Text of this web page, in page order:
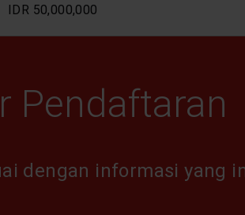
IDR 50,000,000
Pendaftaran
dengan informasi yang